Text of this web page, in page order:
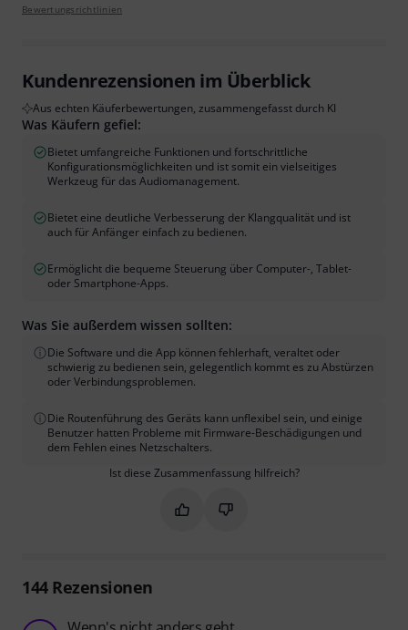
Bewertungsrichtlinien
Kundenrezensionen im Überblick
Aus echten Käuferbewertungen, zusammengefasst durch KI
Was Käufern gefiel:
Bietet umfangreiche Funktionen und fortschrittliche
Konfigurationsmöglichkeiten und ist somit ein vielseitiges
Werkzeug für das Audiomanagement.
Bietet eine deutliche Verbesserung der Klangqualität und ist
auch für Anfänger einfach zu bedienen.
Ermöglicht die bequeme Steuerung über Computer-, Tablet-
oder Smartphone-Apps.
Was Sie außerdem wissen sollten:
Die Software und die App können fehlerhaft, veraltet oder
schwierig zu bedienen sein, gelegentlich kommt es zu Abstürzen
oder Verbindungsproblemen.
Die Routenführung des Geräts kann unflexibel sein, und einige
Benutzer hatten Probleme mit Firmware-Beschädigungen und
dem Fehlen eines Netzschalters.
Ist diese Zusammenfassung hilfreich?
Markieren Sie diese
Markieren Sie diese
144Rezensionen